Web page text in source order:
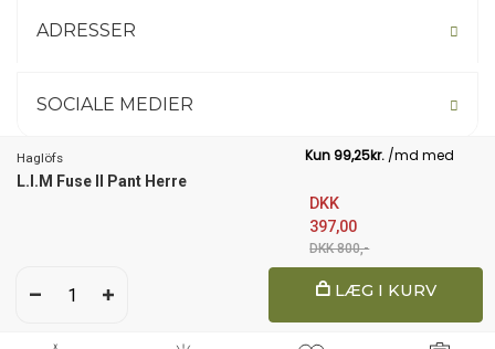
Haglöfs
L.I.M Fuse II Pant Herre
DKK
397,00
DKK 800,-
LÆG I KURV
ADRESSER
SOCIALE MEDIER
1